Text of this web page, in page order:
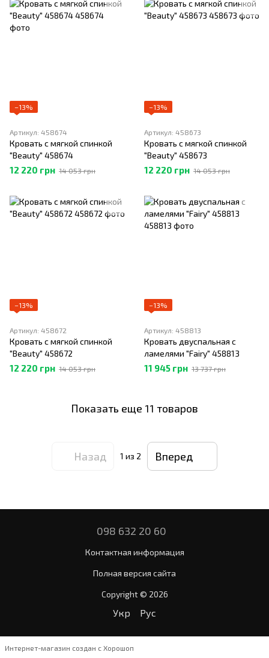
−13%
Артикул: 458674
Кровать с мягкой спинкой
"Beauty" 458674
12 220 грн 14 053 грн
−13%
Артикул: 458673
Кровать с мягкой спинкой
"Beauty" 458673
12 220 грн 14 053 грн
−13%
Артикул: 458672
Кровать с мягкой спинкой
"Beauty" 458672
12 220 грн 14 053 грн
−13%
Артикул: 458813
Кровать двуспальная с
ламелями "Fairy" 458813
11 945 грн 13 737 грн
Показать еще 11 товаров
Назад 1 из 2 Вперед
098 632 20 60
Контактная информация
Полная версия сайта
Copyright © 2026
Укр Рус
Интернет-магазин создан с Хорошоп